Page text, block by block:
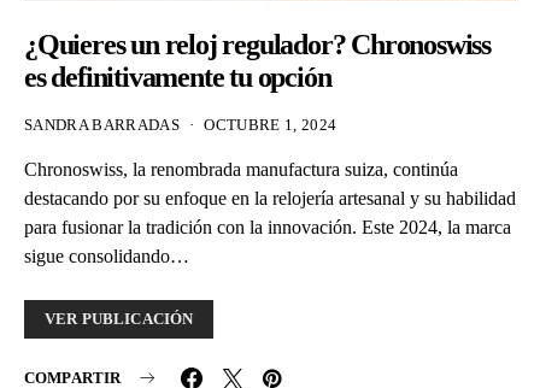
¿Quieres un reloj regulador? Chronoswiss
es definitivamente tu opción
SANDRA BARRADAS OCTUBRE 1, 2024
Chronoswiss, la renombrada manufactura suiza, continúa
destacando por su enfoque en la relojería artesanal y su habilidad
para fusionar la tradición con la innovación. Este 2024, la marca
sigue consolidando…
VER PUBLICACIÓN
COMPARTIR